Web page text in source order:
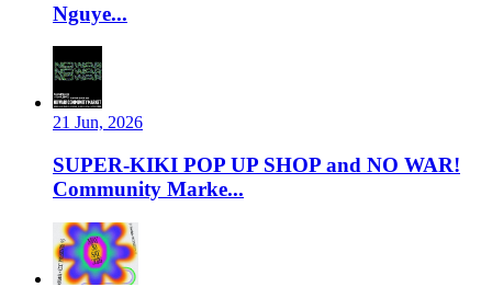
Nguye...
21 Jun, 2026
SUPER-KIKI POP UP SHOP and NO WAR!
Community Marke...